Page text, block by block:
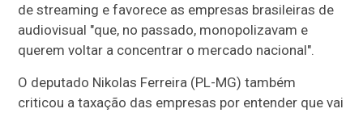
de streaming e favorece as empresas brasileiras de
audiovisual "que, no passado, monopolizavam e
querem voltar a concentrar o mercado nacional".
O deputado Nikolas Ferreira (PL-MG) também
criticou a taxação das empresas por entender que vai